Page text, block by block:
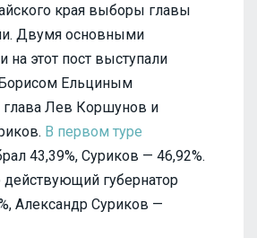
края выборы главы
Двумя основными
на этот пост выступали
Ельциным
Лев Коршунов и
В первом туре
43,39%, Суриков — 46,92%.
действующий губернатор
Александр Суриков —